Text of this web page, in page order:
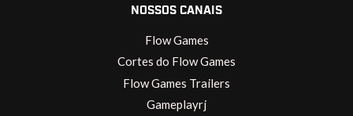
NOSSOS CANAIS
Flow Games
Cortes do Flow Games
Flow Games Trailers
Gameplayrj